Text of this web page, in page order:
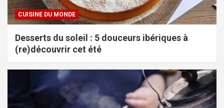
CUISINE DU MONDE
Desserts du soleil : 5 douceurs ibériques à
(re)découvrir cet été